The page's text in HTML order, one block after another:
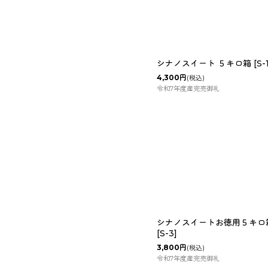
シナノスイート ５キロ箱 [S-1
4,300円(税込)
令和7年度産完売御礼
シナノスイートお徳用５キロ
[S-3]
3,800円(税込)
令和7年度産完売御礼